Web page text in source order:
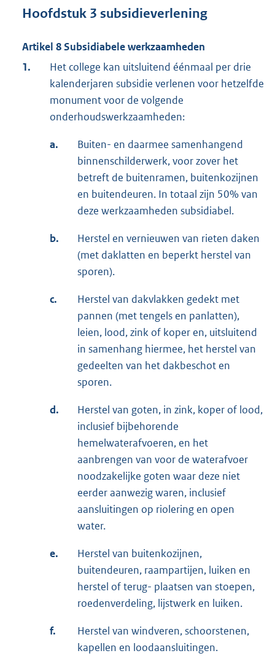
Hoofdstuk 3 subsidieverlening
Artikel 8 Subsidiabele werkzaamheden
1.
Het college kan uitsluitend éénmaal per drie
kalenderjaren subsidie verlenen voor hetzelfde
monument voor de volgende
onderhoudswerkzaamheden:
a.
Buiten- en daarmee samenhangend
binnenschilderwerk, voor zover het
betreft de buitenramen, buitenkozijnen
en buitendeuren. In totaal zijn 50% van
deze werkzaamheden subsidiabel.
b.
Herstel en vernieuwen van rieten daken
(met daklatten en beperkt herstel van
sporen).
c.
Herstel van dakvlakken gedekt met
pannen (met tengels en panlatten),
leien, lood, zink of koper en, uitsluitend
in samenhang hiermee, het herstel van
gedeelten van het dakbeschot en
sporen.
d.
Herstel van goten, in zink, koper of lood,
inclusief bijbehorende
hemelwaterafvoeren, en het
aanbrengen van voor de waterafvoer
noodzakelijke goten waar deze niet
eerder aanwezig waren, inclusief
aansluitingen op riolering en open
water.
e.
Herstel van buitenkozijnen,
buitendeuren, raampartijen, luiken en
herstel of terug- plaatsen van stoepen,
roedenverdeling, lijstwerk en luiken.
f.
Herstel van windveren, schoorstenen,
kapellen en loodaansluitingen.